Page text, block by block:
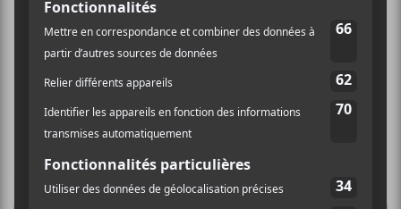
5 nouveaux albums à écouter – 10 octobre